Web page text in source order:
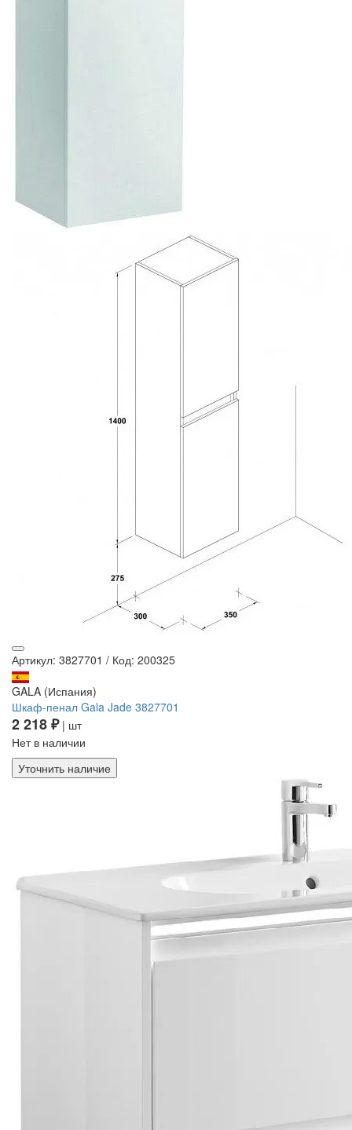
Артикул: 3827701 / Код: 200325
GALA (Испания)
Шкаф-пенал Gala Jade 3827701
2 218 ₽| шт
Нет в наличии
Уточнить наличие